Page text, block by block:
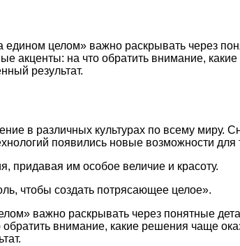
едином целом» важно раскрывать через
акценты: на что обратить внимание,
результат.
в различных культурах по всему миру.
появились новые возможности для
им особое величие и красоту.
чтобы создать потрясающее целое».
важно раскрывать через понятные
внимание, какие решения чаще